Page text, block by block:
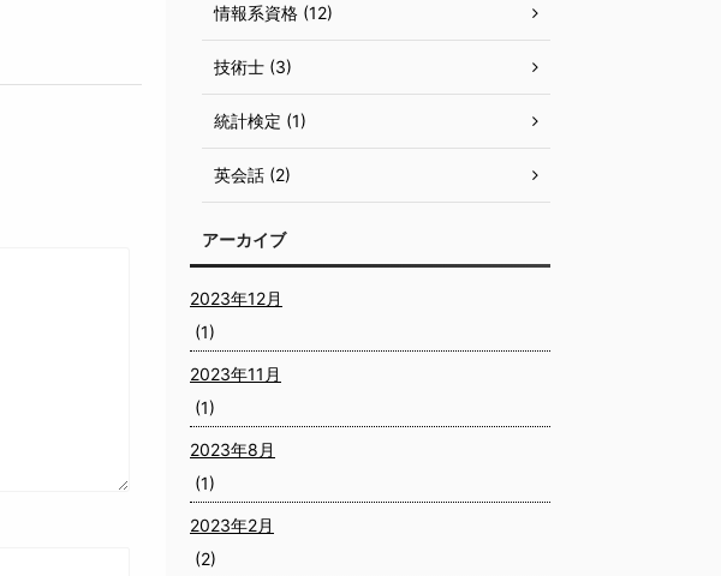
情報系資格 (12)
技術士 (3)
統計検定 (1)
英会話 (2)
アーカイブ
2023年12月
(1)
2023年11月
(1)
2023年8月
(1)
2023年2月
(2)